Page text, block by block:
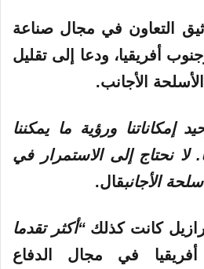
التعاون في مجال صناعة
أفريقيا، ودعا إلى تقليل
الأجانب.
إمكاناتنا ورؤية ما يمكننا
لا نحتاج إلى الاستمرار في
الأجانبقال.
كانت كذلك“أكثر تقدما
في مجال الدفاع